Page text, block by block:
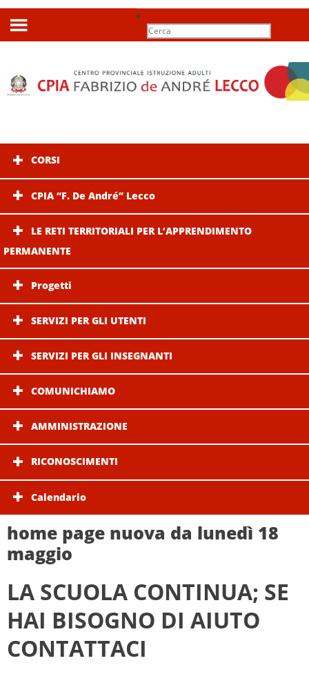
Search
for:
CORSI
CPIA “F. De André” Lecco
LE RETI TERRITORIALI PER L’APPRENDIMENTO
PERMANENTE
Progetti
SERVIZI PER GLI UTENTI
SERVIZI PER GLI INSEGNANTI
COMUNICHIAMO
AMMINISTRAZIONE
RICONOSCIMENTI
Calendario
home page nuova da lunedì 18
maggio
LA SCUOLA CONTINUA; SE
HAI BISOGNO DI AIUTO
CONTATTACI